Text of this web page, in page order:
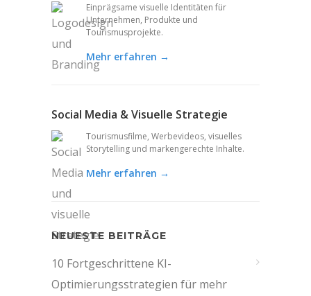
Einprägsame visuelle Identitäten für
Unternehmen, Produkte und
Tourismusprojekte.
Mehr erfahren →
Social Media & Visuelle Strategie
Tourismusfilme, Werbevideos, visuelles
Storytelling und markengerechte Inhalte.
Mehr erfahren →
NEUESTE BEITRÄGE
10 Fortgeschrittene KI-
Optimierungsstrategien für mehr